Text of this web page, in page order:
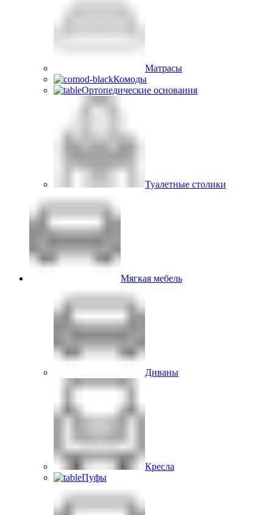
Матрасы
Комоды
Ортопедические основания
Туалетные столики
Мягкая мебель
Диваны
Кресла
Пуфы